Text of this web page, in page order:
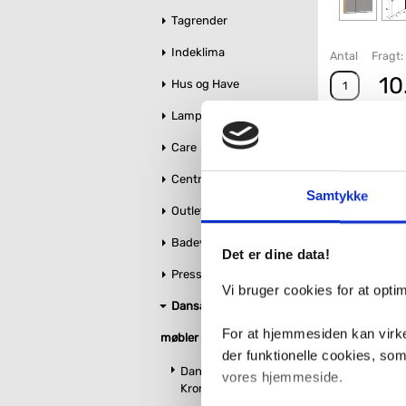
Samtykke
Det er dine data!
Vi bruger cookies for at
For at hjemmesiden kan
der funktionelle cookies,
vores hjemmeside.
Tagrender
Indeklima
Hus og Have
Lamper
Care
Centralstøvsuger
Outlet
Badeværelse makeover
Pressalit toiletsæder
Dansani bruseglas &
møbler
Dansani Match glas
Krom
Antal Fragt: